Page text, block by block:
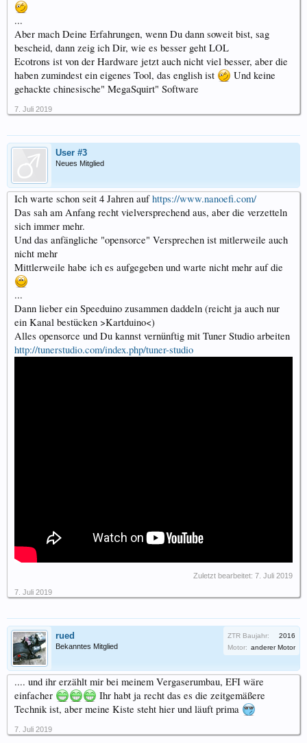
...
Aber mach Deine Erfahrungen, wenn Du dann soweit bist, sag
bescheid, dann zeig ich Dir, wie es besser geht LOL
Ecotrons ist von der Hardware jetzt auch nicht viel besser, aber die
haben zumindest ein eigenes Tool, das english ist
Und keine
gehackte chinesische" MegaSquirt" Software
7. Juli 2019
User #3
Neues Mitglied
Ich warte schon seit 4 Jahren aufhttps://www.nanoefi.com/
Das sah am Anfang recht vielversprechend aus, aber die verzetteln
sich immer mehr.
Und das anfängliche "opensorce" Versprechen ist mitlerweile auch
nicht mehr
Mittlerweile habe ich es aufgegeben und warte nicht mehr auf die
...
Dann lieber ein Speeduino zusammen daddeln (reicht ja auch nur
ein Kanal bestücken >Kartduino<)
Alles opensorce und Du kannst vernünftig mit Tuner Studio arbeiten
http://tunerstudio.com/index.php/tuner-studio
Zuletzt bearbeitet: 7. Juli 2019
7. Juli 2019
rued
Bekanntes Mitglied
ZTR Baujahr:
2016
Motor: anderer Motor
.... und ihr erzählt mir bei meinem Vergaserumbau, EFI wäre
einfacher
Ihr habt ja recht das es die zeitgemäßere
Technik ist, aber meine Kiste steht hier und läuft prima
7. Juli 2019